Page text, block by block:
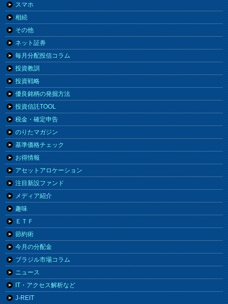
スマホ
相続
その他
ネット証券
毎月分配投信コラム
投資教訓
投資戦略
優良銘柄の発掘方法
投資信託TOOL
税金・確定申告
のりたマガジン
基準価格チェック
お得情報
アセットアロケーション
注目新設ファンド
メディア紹介
趣味
ＥＴＦ
節約術
今月の分配金
ブラジル市場コラム
ニュース
IT・アクセス解析など
J-REIT